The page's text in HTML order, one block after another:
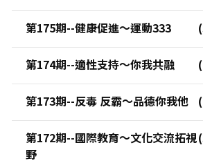
第175期--健康促進～運動333
第174期--適性支持～你我共融
第173期--反毒 反霸～品德你我他
第172期--國際教育～文化交流拓視
野